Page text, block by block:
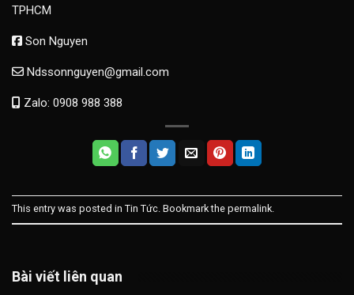
TPHCM
Son Nguyen
Ndssonnguyen@gmail.com
Zalo: 0908 988 388
This entry was posted in Tin Tức. Bookmark the permalink.
Bài viết liên quan